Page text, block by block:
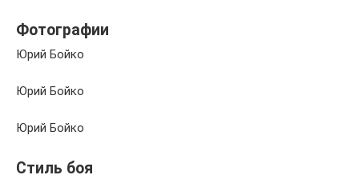
Фотографии
Юрий Бойко
Юрий Бойко
Юрий Бойко
Стиль боя